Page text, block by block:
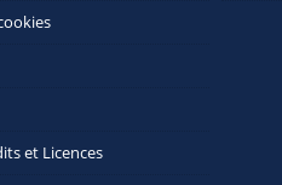
et Licences